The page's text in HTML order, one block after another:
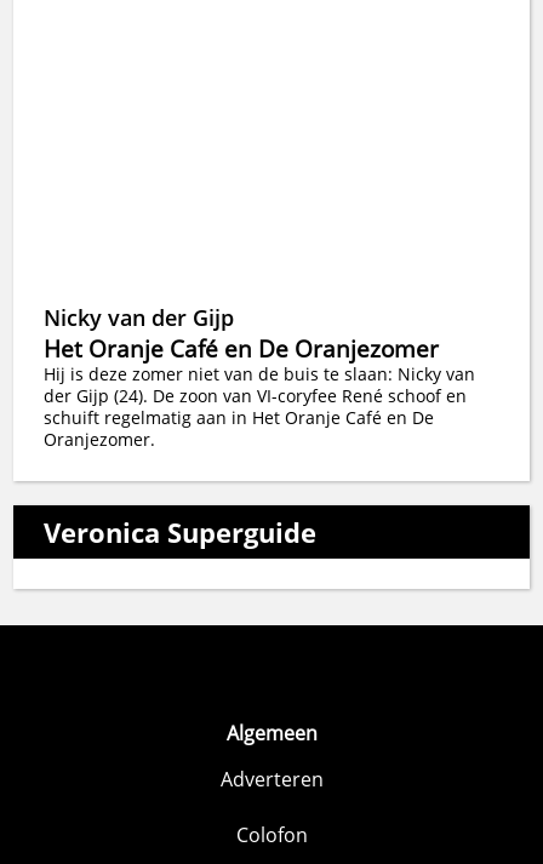
Nicky van der Gijp
Het Oranje Café en De Oranjezomer
Hij is deze zomer niet van de buis te slaan: Nicky van
der Gijp (24). De zoon van VI-coryfee René schoof en
schuift regelmatig aan in Het Oranje Café en De
Oranjezomer.
Veronica Superguide
Algemeen
Adverteren
Colofon